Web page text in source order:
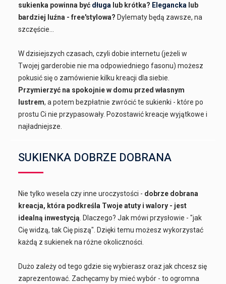
sukienka powinna być długa lub krótka? Elegancka lub
bardziej luźna - free'stylowa? Dylematy będą zawsze, na
szczęście...
W dzisiejszych czasach, czyli dobie internetu (jeżeli w
Twojej garderobie nie ma odpowiedniego fasonu) możesz
pokusić się o zamówienie kilku kreacji dla siebie.
Przymierzyć na spokojnie w domu przed własnym
lustrem, a potem bezpłatnie zwrócić te sukienki - które po
prostu Ci nie przypasowały. Pozostawić kreacje wyjątkowe i
najładniejsze.
SUKIENKA DOBRZE DOBRANA
Nie tylko wesela czy inne uroczystości - dobrze dobrana
kreacja, która podkreśla Twoje atuty i walory - jest
idealną inwestycją . Dlaczego? Jak mówi przysłowie - "jak
Cię widzą, tak Cię piszą". Dzięki temu możesz wykorzystać
każdą z sukienek na różne okoliczności.
Dużo zależy od tego gdzie się wybierasz oraz jak chcesz się
zaprezentować. Zachęcamy by mieć wybór - to ogromna